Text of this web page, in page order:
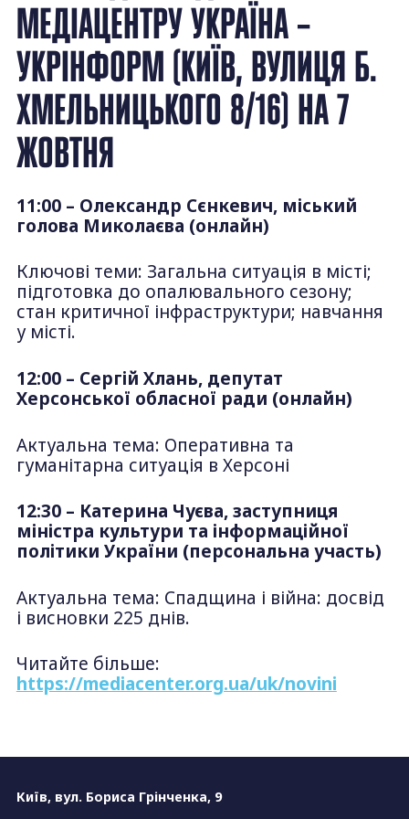
МЕДІАЦЕНТРУ УКРАЇНА –
УКРІНФОРМ (КИЇВ, ВУЛИЦЯ Б.
ХМЕЛЬНИЦЬКОГО 8/16) НА 7
ЖОВТНЯ
11:00 – Олександр Сєнкевич, міський
голова Миколаєва (онлайн)
Ключові теми: Загальна ситуація в місті;
підготовка до опалювального сезону;
стан критичної інфраструктури; навчання
у місті.
12:00 – Сергій Хлань, депутат
Херсонської обласної ради (онлайн)
Актуальна тема: Оперативна та
гуманітарна ситуація в Херсоні
12:30 – Катерина Чуєва, заступниця
міністра культури та інформаційної
політики України (персональна участь)
Актуальна тема: Спадщина і війна: досвід
і висновки 225 днів.
Читайте більше:
https://mediacenter.org.ua/uk/novini
Київ, вул. Бориса Грінченка, 9